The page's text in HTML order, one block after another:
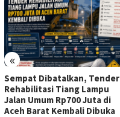
«
Sempat Dibatalkan, Tender
Rehabilitasi Tiang Lampu
Jalan Umum Rp700 Juta di
Aceh Barat Kembali Dibuka